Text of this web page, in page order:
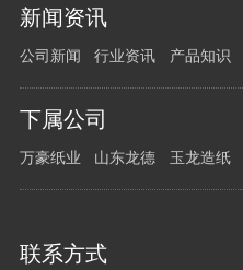
新闻资讯
公司新闻 行业资讯 产品知识
下属公司
万豪纸业 山东龙德 玉龙造纸
联系方式